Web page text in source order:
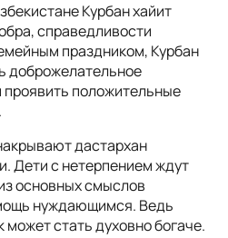
Курбан хайит
справедливости
праздником, Курбан
доброжелательное
положительные
дастархан
Дети с нетерпением ждут
основных смыслов
нуждающимся. Ведь
может стать духовно богаче.